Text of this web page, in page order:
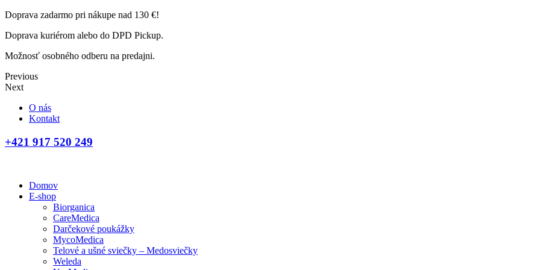
Doprava zadarmo pri nákupe nad 130 €!
Doprava kuriérom alebo do DPD Pickup.
Možnosť osobného odberu na predajni.
Previous
Next
O nás
Kontakt
+421 917 520 249
Domov
E-shop
Biorganica
CareMedica
Darčekové poukážky
MycoMedica
Telové a ušné sviečky – Medosviečky
Weleda